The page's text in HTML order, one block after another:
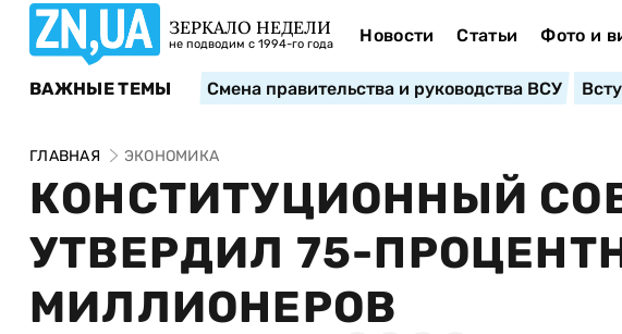
ЗЕРКАЛО НЕДЕЛИ
не подводим с 1994-го года Новости Статьи Фото и
ВАЖНЫЕ ТЕМЫ Смена правительства и руководства ВСУ
ГЛАВНАЯ ЭКОНОМИКА
КОНСТИТУЦИОННЫЙ
УТВЕРДИЛ 75-
МИЛЛИОНЕРОВ